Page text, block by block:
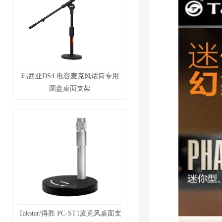
玛西亚DS4 电容麦克风话筒专用
圆盘桌面支架
Takstar/得胜 PC-ST1麦克风桌面支